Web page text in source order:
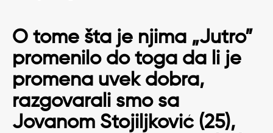
O tome šta je njima „Jutro”
promenilo do toga da li je
promena uvek dobra,
razgovarali smo sa
Jovanom Stojiljković (25),